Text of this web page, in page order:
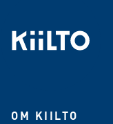
OM KIILTO